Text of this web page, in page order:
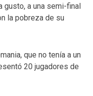
gusto, a una semi-final
la pobreza de su
que no tenía a un
20 jugadores de